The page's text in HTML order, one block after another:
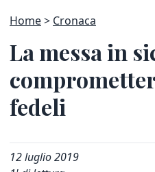
Home Cronaca
La messa in
fedeli
12 luglio 2019